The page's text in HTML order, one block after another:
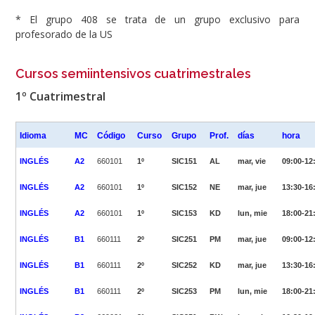
* El grupo 408 se trata de un grupo exclusivo para
profesorado de la US
Cursos semiintensivos cuatrimestrales
1º Cuatrimestral
Idioma MC Código Curso Grupo Prof. días hora
INGLÉS A2 660101 1º SIC151 AL mar, vie 09:00-
INGLÉS A2 660101 1º SIC152 NE mar, jue 13:30-
INGLÉS A2 660101 1º SIC153 KD lun, mie 18:00-
INGLÉS B1 660111 2º SIC251 PM mar, jue 09:00-
INGLÉS B1 660111 2º SIC252 KD mar, jue 13:30-
INGLÉS B1 660111 2º SIC253 PM lun, mie 18:00-